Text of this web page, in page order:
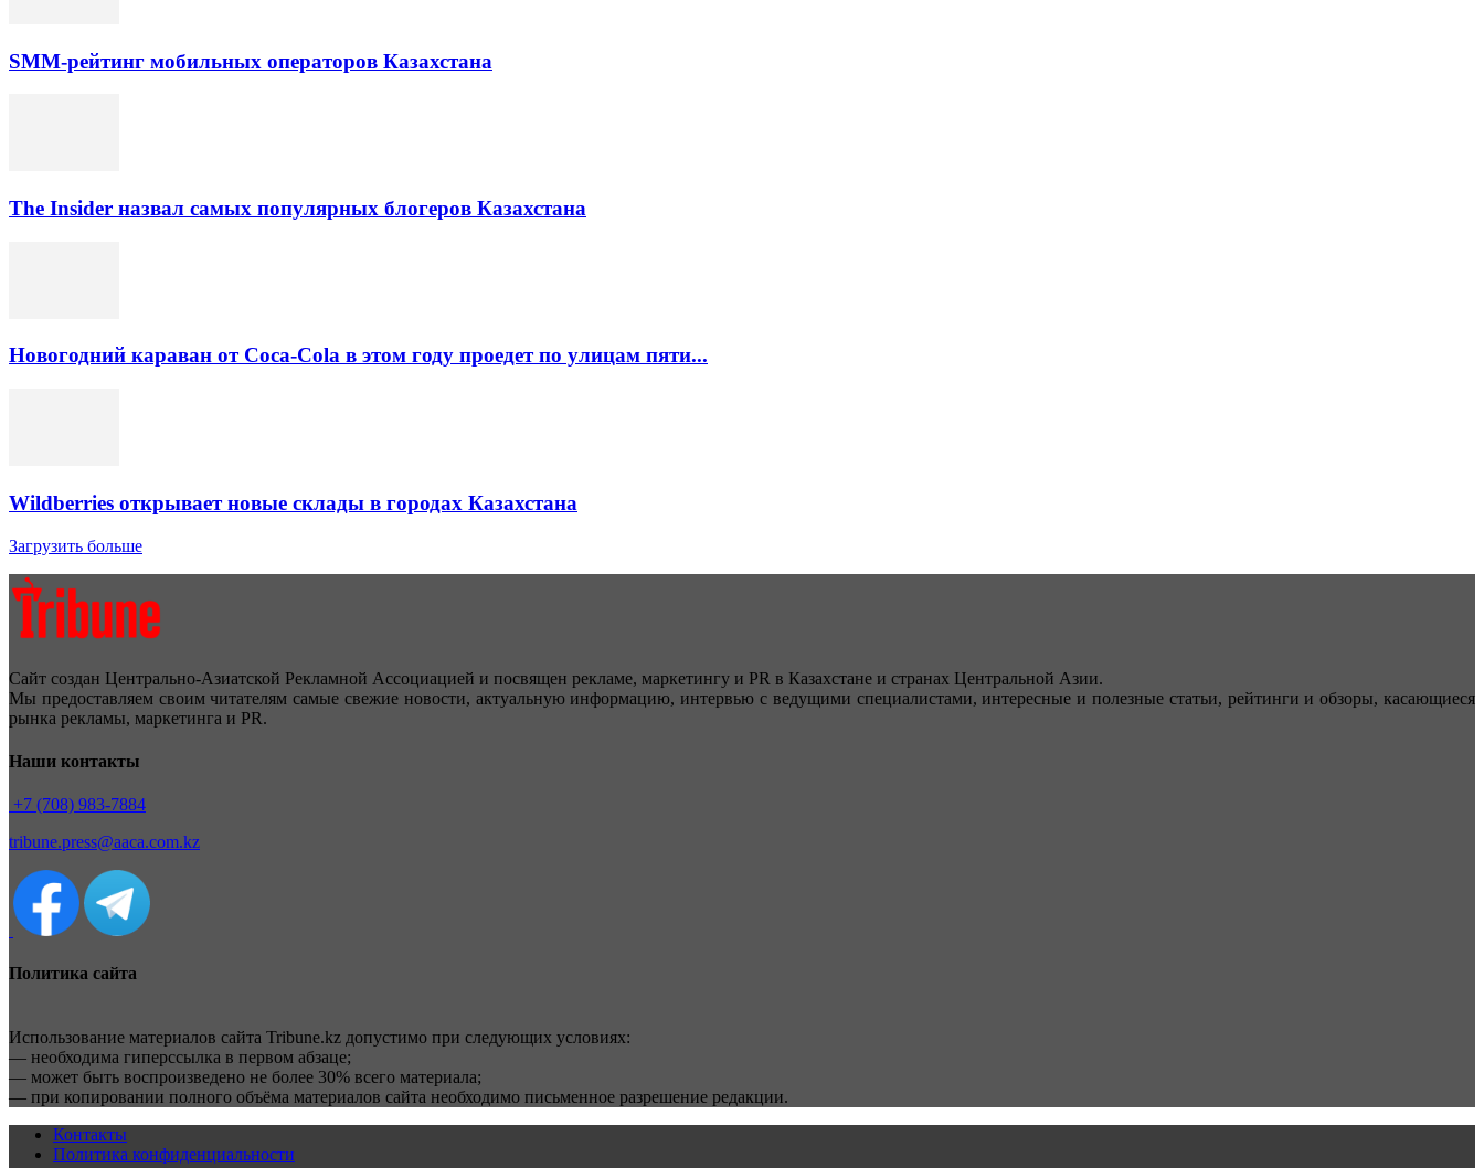
SMM-рейтинг мобильных операторов Казахстана
The Insider назвал самых популярных блогеров Казахстана
Новогодний караван от Coca-Cola в этом году проедет по улицам пяти...
Wildberries открывает новые склады в городах Казахстана
Загрузить больше
Сайт создан Центрально-Азиатской Рекламной Ассоциацией и посвящен рекламе, маркетингу и PR в Казахстане и странах Центральной Азии.
Мы предоставляем своим читателям самые свежие новости, актуальную информацию, интервью с ведущими специалистами, интересные и полезные статьи, рейтинги и обзоры, касающиеся
рынка рекламы, маркетинга и PR.
Наши контакты
+7 (708) 983-7884
tribune.press@aaca.com.kz
Политика сайта
Использование материалов сайта Tribune.kz допустимо при следующих условиях:
— необходима гиперссылка в первом абзаце;
— может быть воспроизведено не более 30% всего материала;
— при копировании полного объёма материалов сайта необходимо письменное разрешение редакции.
Контакты
Политика конфиденциальности